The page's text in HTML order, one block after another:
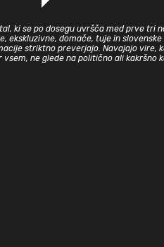
ki se po dosegu uvršča med prve tri
ekskluzivne, domače, tuje in
striktno preverjajo. Navajajo vire,
ne glede na politično ali kakršno